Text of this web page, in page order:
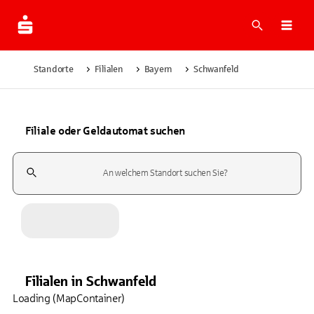
Suche
Standorte Filialen Bayern Schwanfeld
Filiale oder Geldautomat suchen
Suchfeld
Filialen in Schwanfeld
Loading (MapContainer)